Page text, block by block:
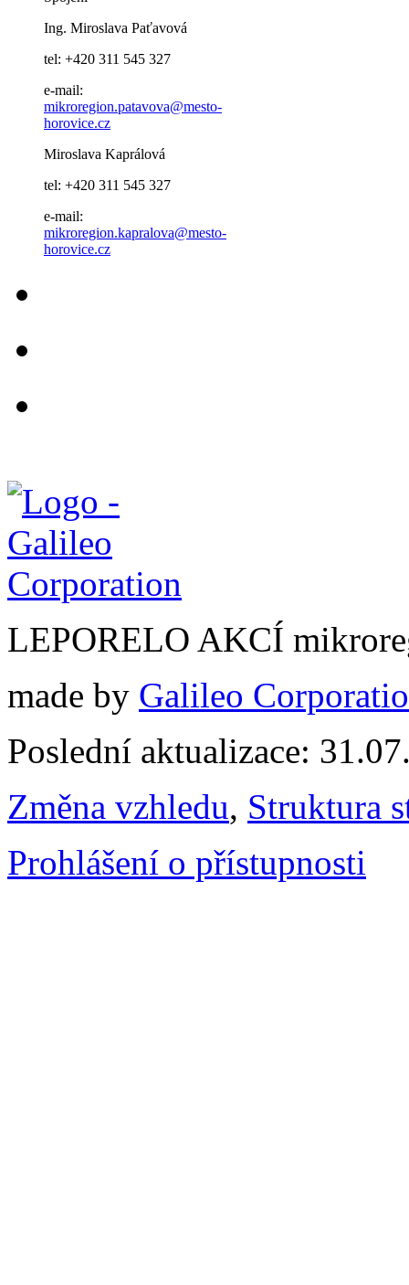
Ing. Miroslava Paťavová
tel: +420 311 545 327
e-mail:
mikroregion.patavova@mesto-
horovice.cz
Miroslava Kaprálová
tel: +420 311 545 327
e-mail:
mikroregion.kapralova@mesto-
horovice.cz
LEPORELO AKCÍ
made by Galileo
Poslední aktualizace:
Změna vzhledu, Struktura
Prohlášení o přístupnosti